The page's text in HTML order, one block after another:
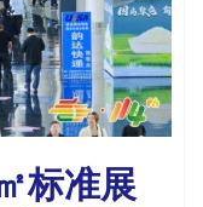
标准展